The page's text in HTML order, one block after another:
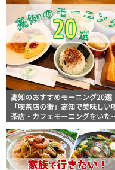
高知のおすすめモーニング20選
「喫茶店の街」高知で美味しい
茶店・カフェモーニングをいた